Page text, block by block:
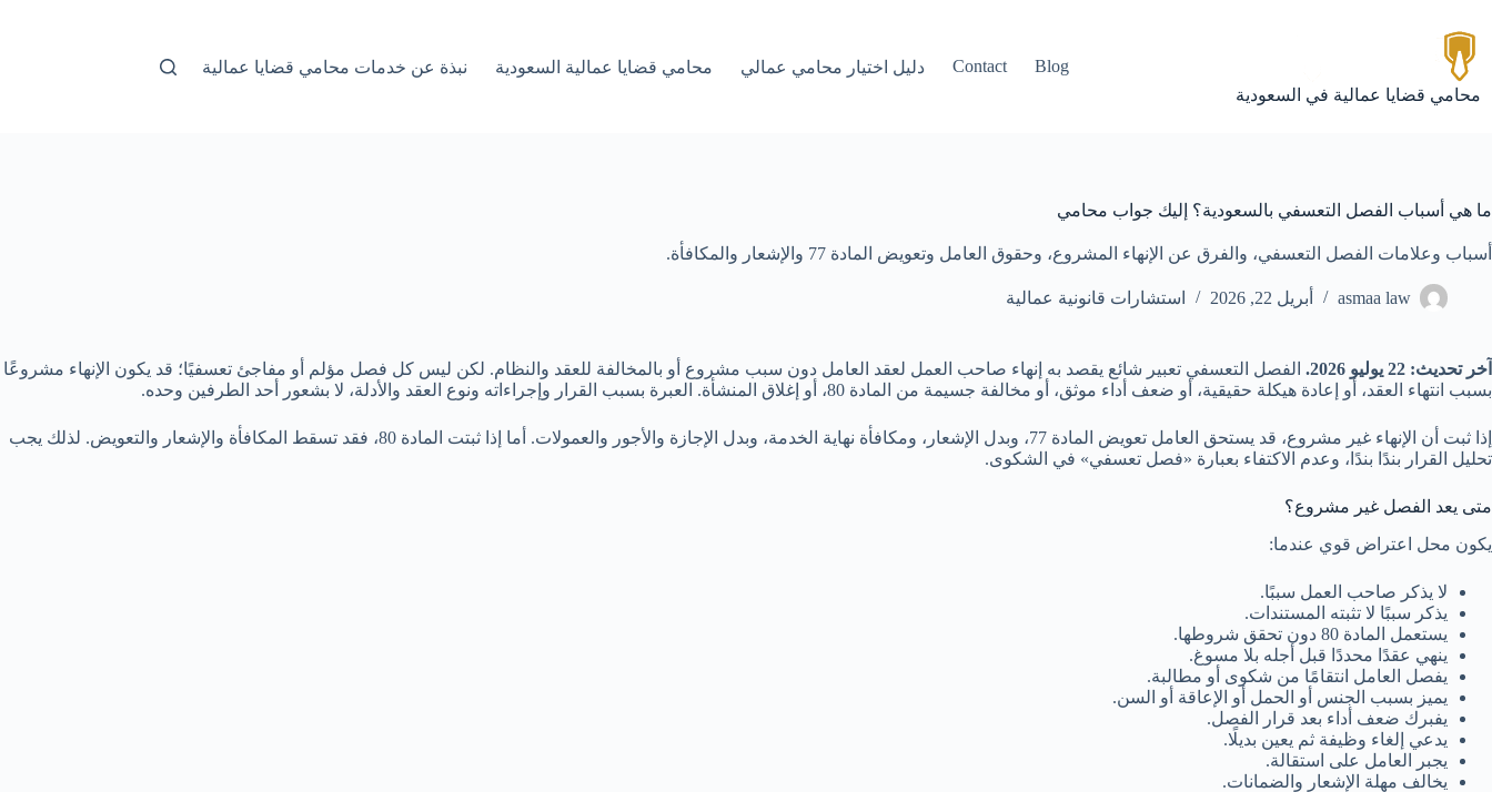
إلى
المحتوى
محامي قضايا عمالية في السعودية
Blog
Contact دليل اختيار محامي عمالي محامي قضايا عمالية السعودية نبذة عن خدمات محامي قضايا عمالية
ما هي أسباب الفصل التعسفي بالسعودية؟ إليك جواب محامي
أسباب وعلامات الفصل التعسفي، والفرق عن الإنهاء المشروع، وحقوق العامل وتعويض المادة 77 والإشعار والمكافأة.
asmaa law أبريل 22, 2026 استشارات قانونية عمالية
آخر تحديث: 22 يوليو 2026.
الفصل التعسفي تعبير شائع يقصد به إنهاء صاحب العمل لعقد العامل دون سبب مشروع أو بالمخالفة للعقد والنظام. لكن ليس كل فصل مؤلم أو مفاجئ تعسفيًا؛ قد يكون الإنهاء مشروعًا
بسبب انتهاء العقد، أو إعادة هيكلة حقيقية، أو ضعف أداء موثق، أو مخالفة جسيمة من المادة 80، أو إغلاق المنشأة. العبرة بسبب القرار وإجراءاته ونوع العقد والأدلة، لا بشعور أحد الطرفين وحده.
إذا ثبت أن الإنهاء غير مشروع، قد يستحق العامل تعويض المادة 77، وبدل الإشعار، ومكافأة نهاية الخدمة، وبدل الإجازة والأجور والعمولات. أما إذا ثبتت المادة 80، فقد تسقط المكافأة والإشعار والتعويض. لذلك يجب
تحليل القرار بندًا بندًا، وعدم الاكتفاء بعبارة «فصل تعسفي» في الشكوى.
متى يعد الفصل غير مشروع؟
يكون محل اعتراض قوي عندما:
لا يذكر صاحب العمل سببًا.
يذكر سببًا لا تثبته المستندات.
يستعمل المادة 80 دون تحقق شروطها.
ينهي عقدًا محددًا قبل أجله بلا مسوغ.
يفصل العامل انتقامًا من شكوى أو مطالبة.
يميز بسبب الجنس أو الحمل أو الإعاقة أو السن.
يفبرك ضعف أداء بعد قرار الفصل.
يدعي إلغاء وظيفة ثم يعين بديلًا.
يجبر العامل على استقالة.
يخالف مهلة الإشعار والضمانات.